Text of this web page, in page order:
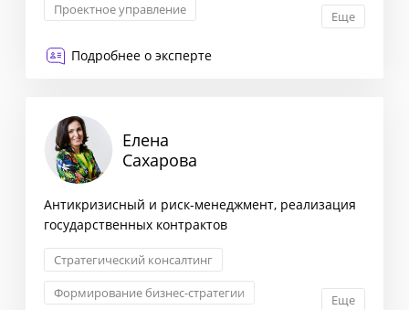
Проектное управление
Еще
Подробнее о эксперте
Елена
Сахарова
Антикризисный и риск-менеджмент, реализация
государственных контрактов
Стратегический консалтинг
Формирование бизнес-стратегии
Еще